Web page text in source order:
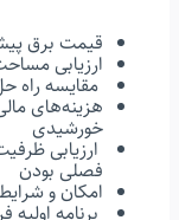
قیمت برق
ارزیابی
مقایسه راه
هزینه‌های
خورشیدی
ارزیابی
فصلی بودن
امکان و
برنامه